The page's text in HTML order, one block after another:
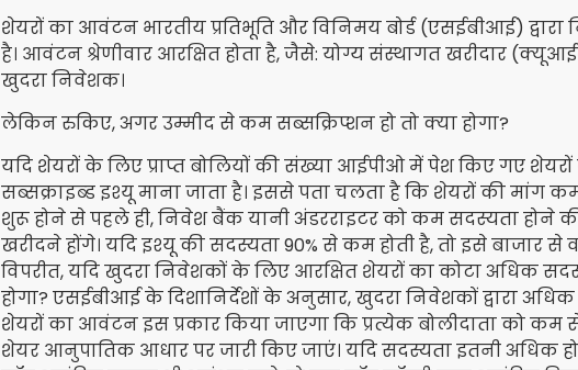
शेयरों का आवंटन भारतीय प्रतिभूति और विनिमय बोर्ड (एसईबीआई) द्वारा
है। आवंटन श्रेणीवार आरक्षित होता है, जैसे: योग्य संस्थागत खरीदार
खुदरा निवेशक।
लेकिन रुकिए, अगर उम्मीद से कम सब्सक्रिप्शन हो तो क्या होगा?
यदि शेयरों के लिए प्राप्त बोलियों की संख्या आईपीओ में पेश किए गए
सब्सक्राइब्ड इश्यू माना जाता है। इससे पता चलता है कि शेयरों की मांग
शुरू होने से पहले ही, निवेश बैंक यानी अंडरराइटर को कम सदस्यता होने
खरीदने होंगे। यदि इश्यू की सदस्यता 90% से कम होती है, तो इसे बाजार
विपरीत, यदि खुदरा निवेशकों के लिए आरक्षित शेयरों का कोटा अधिक
होगा? एसईबीआई के दिशानिर्देशों के अनुसार, खुदरा निवेशकों द्वारा अधिक
शेयरों का आवंटन इस प्रकार किया जाएगा कि प्रत्येक बोलीदाता को
शेयर आनुपातिक आधार पर जारी किए जाएं। यदि सदस्यता इतनी अधिक